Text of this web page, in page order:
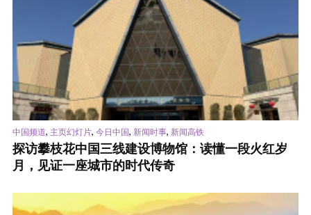
中国频道, 主页幻灯片, 今日中国, 新闻时事, 新闻高铁
探访攀枝花中国三线建设博物馆：读懂一段火红岁
月，见证一座城市的时代传奇